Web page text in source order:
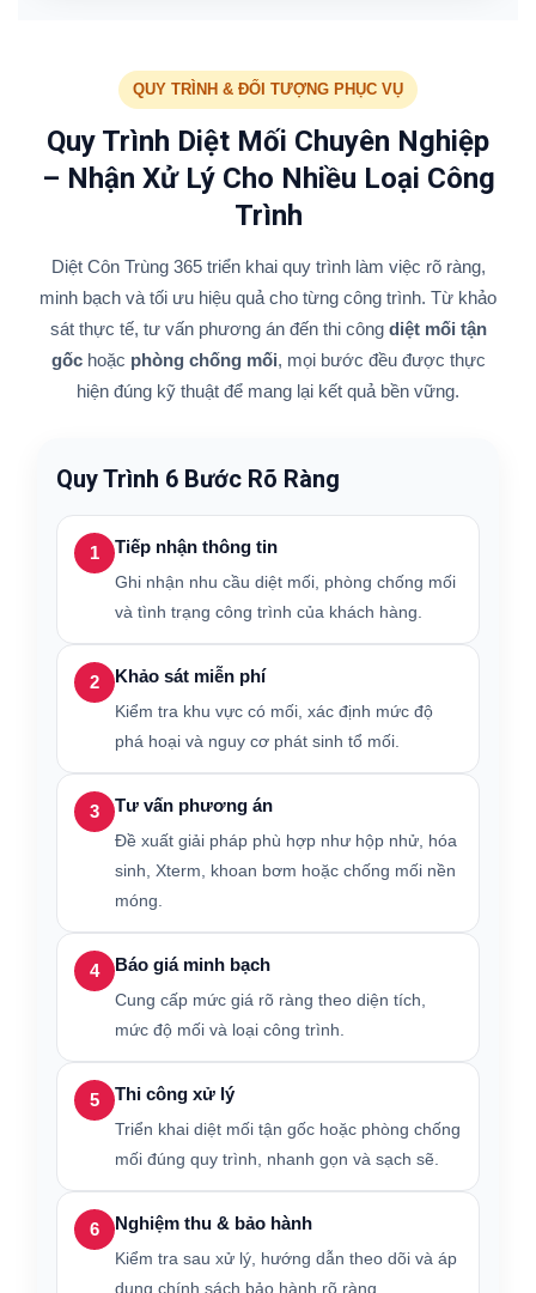
QUY TRÌNH & ĐỐI TƯỢNG PHỤC VỤ
Quy Trình Diệt Mối Chuyên Nghiệp
– Nhận Xử Lý Cho Nhiều Loại Công
Trình
Diệt Côn Trùng 365 triển khai quy trình làm việc rõ ràng,
minh bạch và tối ưu hiệu quả cho từng công trình. Từ khảo
sát thực tế, tư vấn phương án đến thi công diệt mối tận
gốchoặc phòng chống mối, mọi bước đều được thực
hiện đúng kỹ thuật để mang lại kết quả bền vững.
Quy Trình 6 Bước Rõ Ràng
1 Tiếp nhận thông tin
Ghi nhận nhu cầu diệt mối, phòng chống mối
và tình trạng công trình của khách hàng.
2 Khảo sát miễn phí
Kiểm tra khu vực có mối, xác định mức độ
phá hoại và nguy cơ phát sinh tổ mối.
3 Tư vấn phương án
Đề xuất giải pháp phù hợp như hộp nhử, hóa
sinh, Xterm, khoan bơm hoặc chống mối nền
móng.
4 Báo giá minh bạch
Cung cấp mức giá rõ ràng theo diện tích,
mức độ mối và loại công trình.
5 Thi công xử lý
Triển khai diệt mối tận gốc hoặc phòng chống
mối đúng quy trình, nhanh gọn và sạch sẽ.
6 Nghiệm thu & bảo hành
Kiểm tra sau xử lý, hướng dẫn theo dõi và áp
dụng chính sách bảo hành rõ ràng.